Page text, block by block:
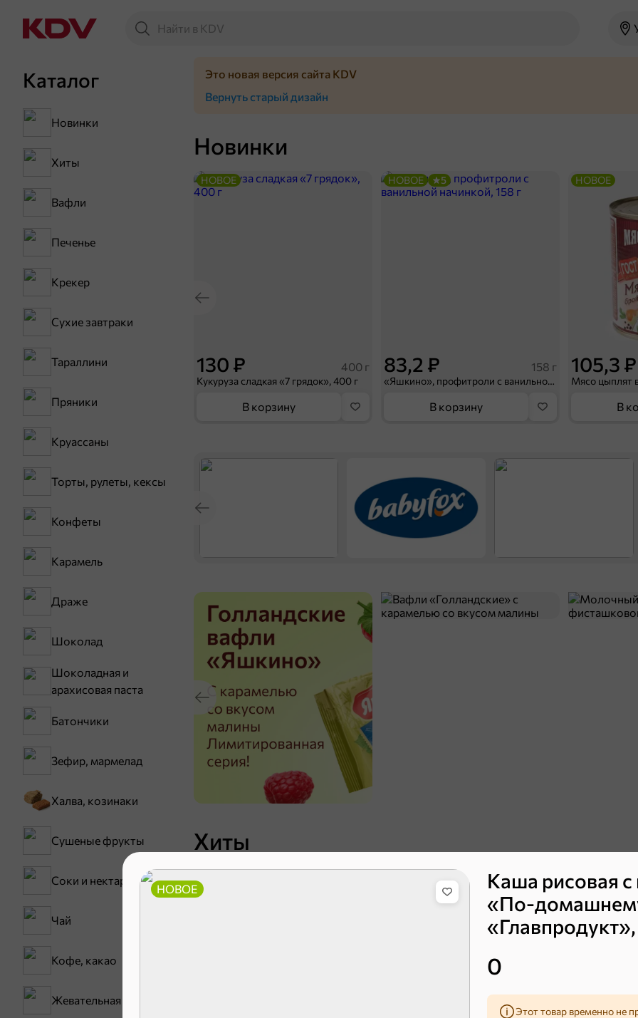
НОВОЕ
Каша рисовая с
«По-
0
Этот товар временно не
Каталог
Новинки
Хиты
Вафли
Печенье
Крекер
Сухие завтраки
Тараллини
Пряники
Круассаны
Торты, рулеты, кексы
Конфеты
Карамель
Драже
Шоколад
Шоколадная и
арахисовая паста
Батончики
Зефир, мармелад
Халва, козинаки
Сушеные фрукты
Соки и нектары
Чай
Кофе, какао
Жевательная резинка
Новинки
130 ₽ 400 г
Кукуруза сладкая «7 грядок», 400 г
НОВОЕ
В корзину
83,2 ₽ 158 г
«Яшкино», профитроли с ванильной начинкой, 158 г
НОВОЕ 5
В корзину
105,3 ₽
НОВОЕ
В
Хиты
ХИТ
Это новая версия сайта KDV
Вернуть старый дизайн